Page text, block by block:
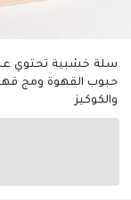
سلة خشبية تحتوي
حبوب القهوة ومج
والكوكيز